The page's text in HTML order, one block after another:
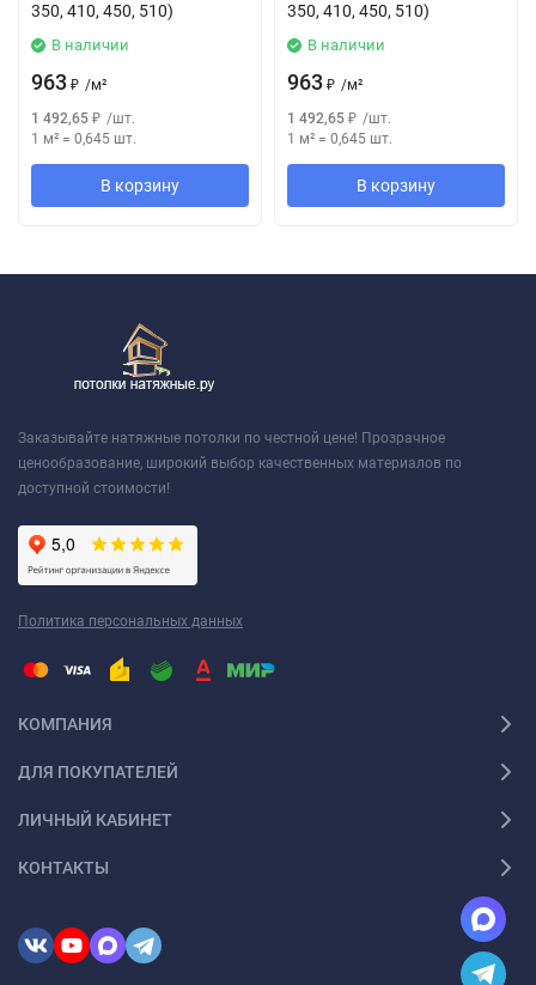
350, 410, 450, 510)
В наличии
963 ₽ /м²
1 492,65 ₽ /шт.
1 м² = 0,645 шт.
В корзину
350, 410, 450, 510)
В наличии
963 ₽ /м²
1 492,65 ₽ /шт.
1 м² = 0,645 шт.
В корзину
Заказывайте натяжные потолки по честной цене! Прозрачное
ценообразование, широкий выбор качественных материалов по
доступной стоимости!
Политика персональных данных
КОМПАНИЯ
ДЛЯ ПОКУПАТЕЛЕЙ
ЛИЧНЫЙ КАБИНЕТ
КОНТАКТЫ